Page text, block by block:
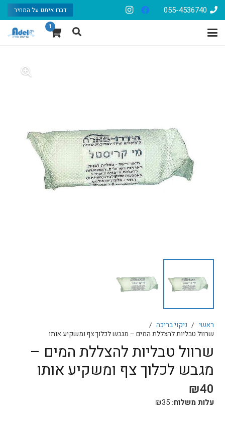
055-4536740 דברו איתנו על המחיר
1
ראשי / ניקוי בריכה /
שרוול טבליות להצללת המים – מגבש לכלוך צף ומשקיע אותו
שרוול טבליות להצללת המים –
מגבש לכלוך צף ומשקיע אותו
₪40
עלות משלוח: ₪35